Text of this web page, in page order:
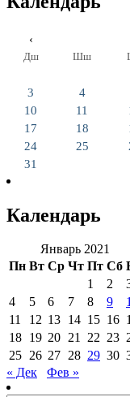
‹
Дш Шш
3
4
10
11
17
18
24
25
31
Календарь
Январь 2021
Пн Вт Ср Чт Пт Сб
1
2
4
5 6 7 8 9
11
12 13 14 15 16
18 19 20 21 22 23
25 26 27 28 29 30
« Дек
Фев »